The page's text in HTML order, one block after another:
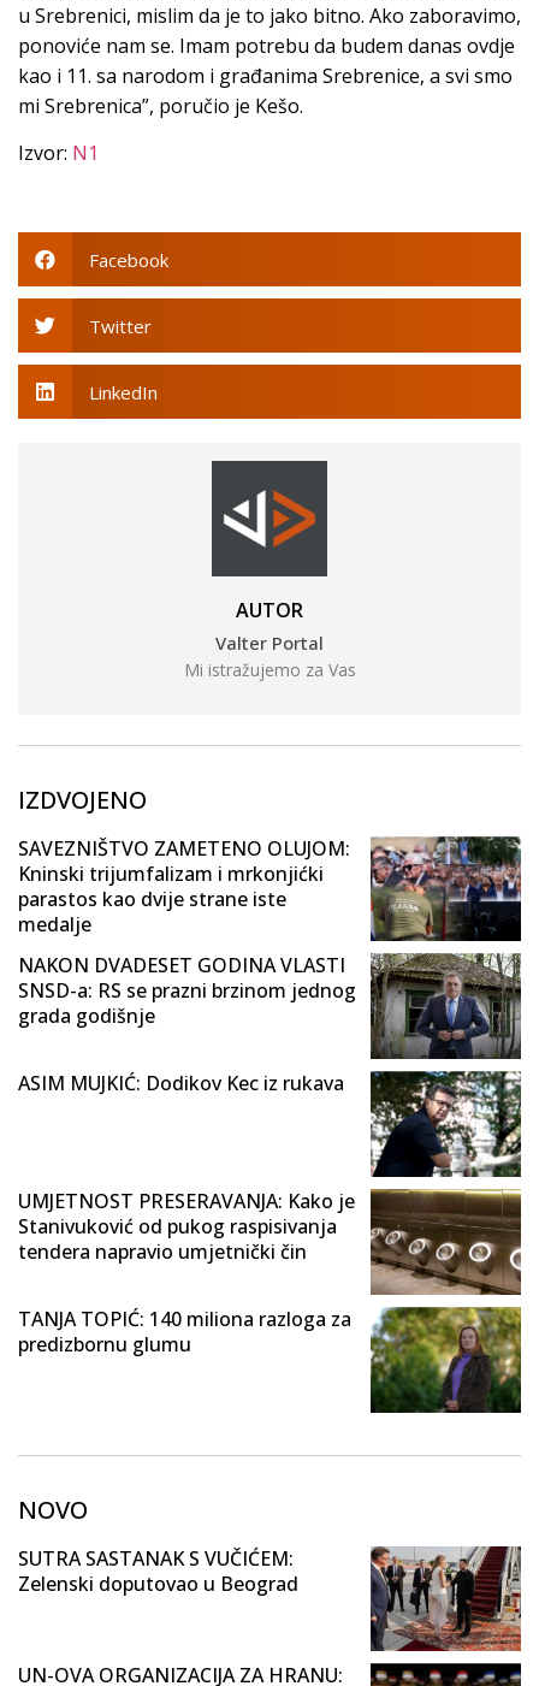
u Srebrenici, mislim da je to jako bitno. Ako zaboravimo,
ponoviće nam se. Imam potrebu da budem danas ovdje
kao i 11. sa narodom i građanima Srebrenice, a svi smo
mi Srebrenica”, poručio je Kešo.
Izvor: N1
Facebook
Twitter
LinkedIn
AUTOR
Valter Portal
Mi istražujemo za Vas
IZDVOJENO
SAVEZNIŠTVO ZAMETENO OLUJOM:
Kninski trijumfalizam i mrkonjićki
parastos kao dvije strane iste
medalje
NAKON DVADESET GODINA VLASTI
SNSD-a: RS se prazni brzinom jednog
grada godišnje
ASIM MUJKIĆ: Dodikov Kec iz rukava
UMJETNOST PRESERAVANJA: Kako je
Stanivuković od pukog raspisivanja
tendera napravio umjetnički čin
TANJA TOPIĆ: 140 miliona razloga za
predizbornu glumu
NOVO
SUTRA SASTANAK S VUČIĆEM:
Zelenski doputovao u Beograd
UN-OVA ORGANIZACIJA ZA HRANU: